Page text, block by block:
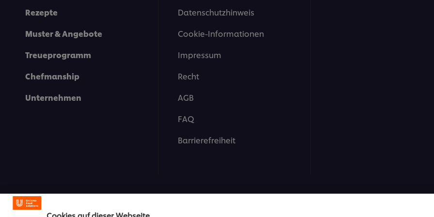
Rezepte
Muster & Angebote
Treueprogramm
Chefmanship
Unternehmen
Datenschutzhinweis
Cookie-Informationen
Impressum
Recht
AGB
FAQ
Barrierefreiheit
Cookies auf dieser Webseite